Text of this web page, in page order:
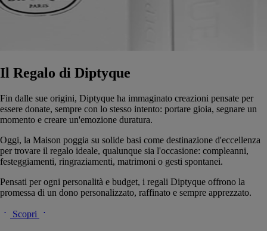
Il Regalo di Diptyque
Fin dalle sue origini, Diptyque ha immaginato creazioni pensate per
essere donate, sempre con lo stesso intento: portare gioia, segnare un
momento e creare un'emozione duratura.
Oggi, la Maison poggia su solide basi come destinazione d'eccellenza
per trovare il regalo ideale, qualunque sia l'occasione: compleanni,
festeggiamenti, ringraziamenti, matrimoni o gesti spontanei.
Pensati per ogni personalità e budget, i regali Diptyque offrono la
promessa di un dono personalizzato, raffinato e sempre apprezzato.
Scopri